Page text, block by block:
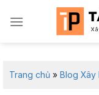
Trang chủ » Blog Xây